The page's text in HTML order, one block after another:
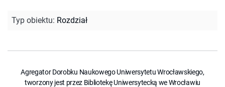
Typ obiektu: Rozdział
Agregator Dorobku Naukowego Uniwersytetu Wrocławskiego,
tworzony jest przez Bibliotekę Uniwersytecką we Wrocławiu